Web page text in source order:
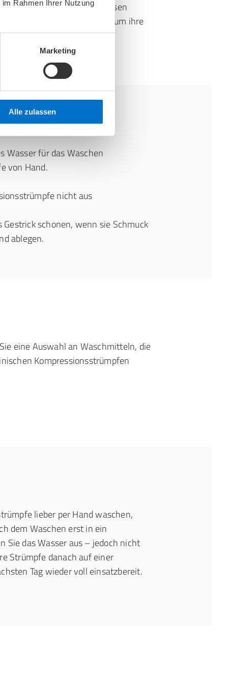
Rahmen Ihrer Nutzung
Marketing
Alle zulassen
reduzieren. Folgen Sie diesen
Kompressionsstrümpfe, um ihre
zu gewährleisten.
Wasser für das Waschen
von Hand.
nicht aus
schonen, wenn sie Schmuck
ablegen.
eine Auswahl an Waschmitteln, die
Kompressionsstrümpfen
lieber per Hand waschen,
dem Waschen erst in ein
Sie das Wasser aus – jedoch nicht
Strümpfe danach auf einer
Tag wieder voll einsatzbereit.